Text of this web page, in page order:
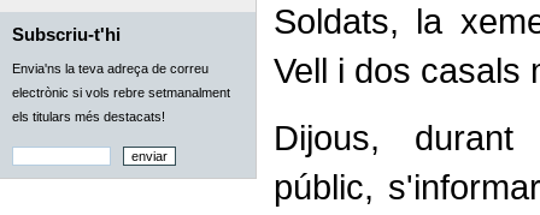
Subscriu-t'hi
Envia'ns la teva adreça de correu
electrònic si vols rebre setmanalment
els titulars més destacats!
Soldats, la
Vell i dos casals
Dijous,
públic,